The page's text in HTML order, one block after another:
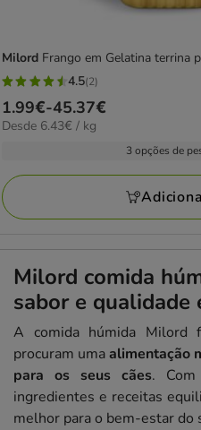
Milord Frango em Gelatina terrina
4.5
estrelas
com
avaliações
4.5(2)
Preço
de
45.37€
1.99€-45.37€
6.43€
Desde 6.43€ / kg
3 opções de
Milord comida
sabor e qualidade
A comida húmida Milord
procuram umaalimentação
para os seus cães.
ingredientes e receitas
melhor para o bem-estar do